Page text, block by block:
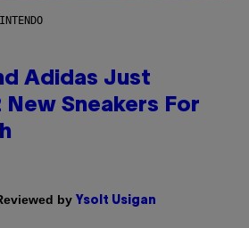
Adidas Just
New Sneakers For
by Ysolt Usigan